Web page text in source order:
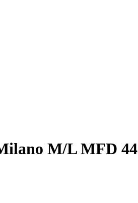
M/L MFD 44